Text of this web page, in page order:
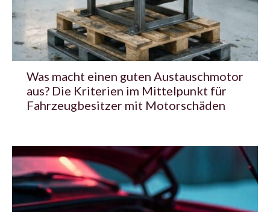
Was macht einen guten Austauschmotor
aus? Die Kriterien im Mittelpunkt für
Fahrzeugbesitzer mit Motorschäden